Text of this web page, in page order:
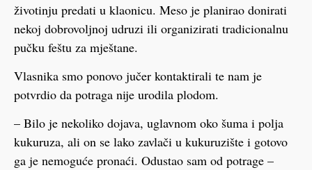
životinju predati u klaonicu. Meso je planirao donirati
nekoj dobrovoljnoj udruzi ili organizirati tradicionalnu
pučku feštu za mještane.
Vlasnika smo ponovo jučer kontaktirali te nam je
potvrdio da potraga nije urodila plodom.
– Bilo je nekoliko dojava, uglavnom oko šuma i polja
kukuruza, ali on se lako zavlači u kukuruzište i gotovo
ga je nemoguće pronaći. Odustao sam od potrage –